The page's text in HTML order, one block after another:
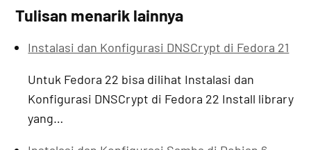
Tulisan menarik lainnya
Instalasi dan Konfigurasi DNSCrypt di Fedora 21
Untuk Fedora 22 bisa dilihat Instalasi dan
Konfigurasi DNSCrypt di Fedora 22 Install library
yang…